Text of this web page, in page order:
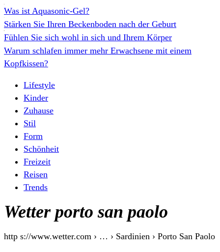
Was ist Aquasonic-Gel?
Stärken Sie Ihren Beckenboden nach der Geburt
Fühlen Sie sich wohl in sich und Ihrem Körper
Warum schlafen immer mehr Erwachsene mit einem
Kopfkissen?
Lifestyle
Kinder
Zuhause
Stil
Form
Schönheit
Freizeit
Reisen
Trends
Wetter porto san paolo
http s://www.wetter.com › … › Sardinien › Porto San Paolo